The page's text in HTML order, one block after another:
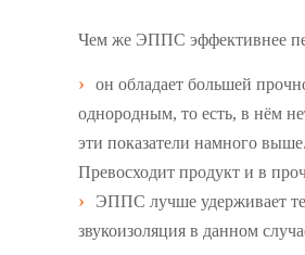
Чем же ЭППС эффективнее
он обладает большей
однородным, то есть, в нём
эти показатели намного
Превосходит продукт и в
ЭППС лучше удерживает
звукоизоляция в данном